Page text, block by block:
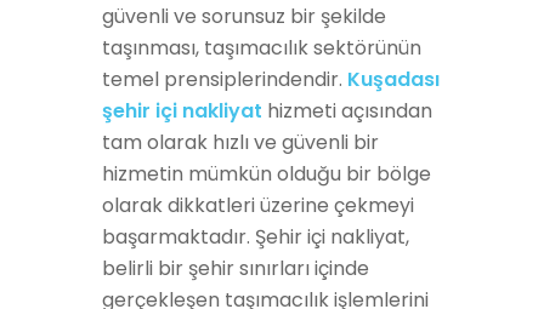
güvenli ve sorunsuz bir şekilde
taşınması, taşımacılık sektörünün
temel prensiplerindendir. Kuşadası
şehir içi nakliyat hizmeti açısından
tam olarak hızlı ve güvenli bir
hizmetin mümkün olduğu bir bölge
olarak dikkatleri üzerine çekmeyi
başarmaktadır. Şehir içi nakliyat,
belirli bir şehir sınırları içinde
gerçekleşen taşımacılık işlemlerini